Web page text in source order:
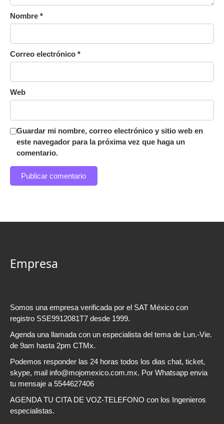
Nombre *
Correo electrónico *
Web
Guardar mi nombre, correo electrónico y sitio web en
este navegador para la próxima vez que haga un
comentario.
Empresa
Somos una empresa verificada por el SAT México con
registro SSE9912081T7 desde 1999.
Agenda una llamada con un especialista del tema de Lun.-Vie.
de 9am hasta 2pm CTMx.
Podemos responder las 24 horas todos los dias chat, ticket,
skype, mail info@mojomexico.com.mx. Por Whatsapp envia
tu mensaje a 5544627406
AGENDA TU CITA DE VOZ-TELEFONO con los Ingenieros
especialistas.